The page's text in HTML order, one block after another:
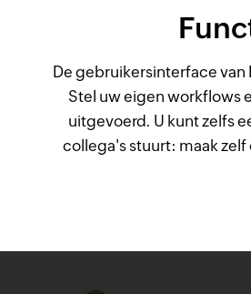
De gebruikersinterface van
Stel uw eigen workflows
uitgevoerd. U kunt zelfs
collega's stuurt: maak